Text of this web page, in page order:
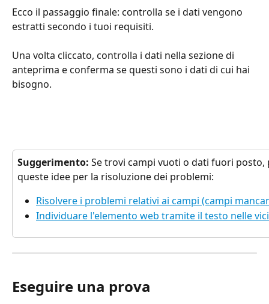
Ecco il passaggio finale: controlla se i dati vengono
estratti secondo i tuoi requisiti.
Una volta cliccato, controlla i dati nella sezione di
anteprima e conferma se questi sono i dati di cui hai
bisogno.
Suggerimento: Se trovi campi vuoti o dati fuori
queste idee per la risoluzione dei problemi:
Risolvere i problemi relativi ai campi (campi
Individuare l'elemento web tramite il testo nelle
Eseguire una prova